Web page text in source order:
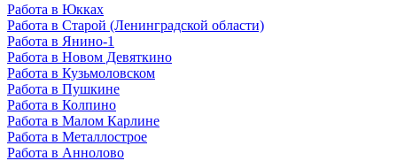
Работа в Юкках
Работа в Старой (Ленинградской области)
Работа в Янино-1
Работа в Новом Девяткино
Работа в Кузьмоловском
Работа в Пушкине
Работа в Колпино
Работа в Малом Карлине
Работа в Металлострое
Работа в Аннолово